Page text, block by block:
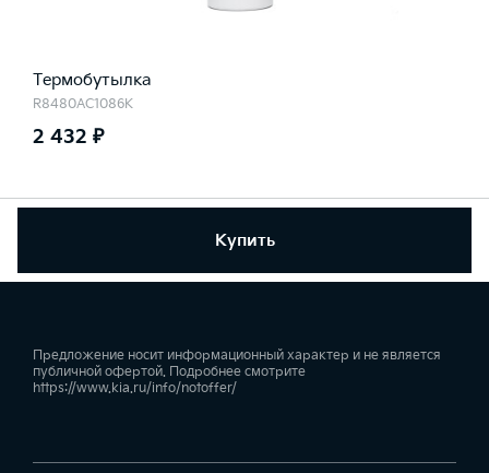
Купить
Термобутылка
R8480AC1086K
2 432 ₽
Предложение носит информационный характер и не является
публичной офертой. Подробнее смотрите
https://www.kia.ru/info/notoffer/